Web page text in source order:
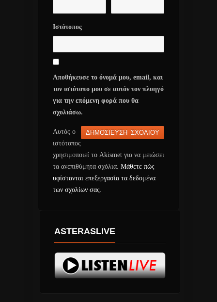
Ιστότοπος
Αποθήκευσε το όνομά μου, email, και
τον ιστότοπο μου σε αυτόν τον πλοηγό
για την επόμενη φορά που θα
σχολιάσω.
Αυτός ο
ιστότοπος
χρησιμοποιεί το Akismet για να μειώσει
τα ανεπιθύμητα σχόλια. Μάθετε πώς
υφίστανται επεξεργασία τα δεδομένα
των σχολίων σας.
ASTERASLIVE